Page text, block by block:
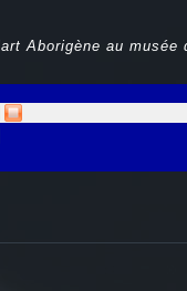
Aborigène au musée